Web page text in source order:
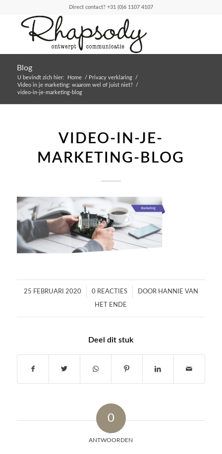
Direct contact? +31 (0)6 1107 4107
Blog
U bevindt zich hier: Home / Privacy verklaring
/
Video in je marketing: waarom wel of juist niet?
/
video-in-je-marketing-blog
VIDEO-IN-JE-
MARKETING-BLOG
25 FEBRUARI 2020
/ 0 REACTIES
/ DOOR HANNIE VAN
HET ENDE
Deel dit stuk
0
ANTWOORDEN